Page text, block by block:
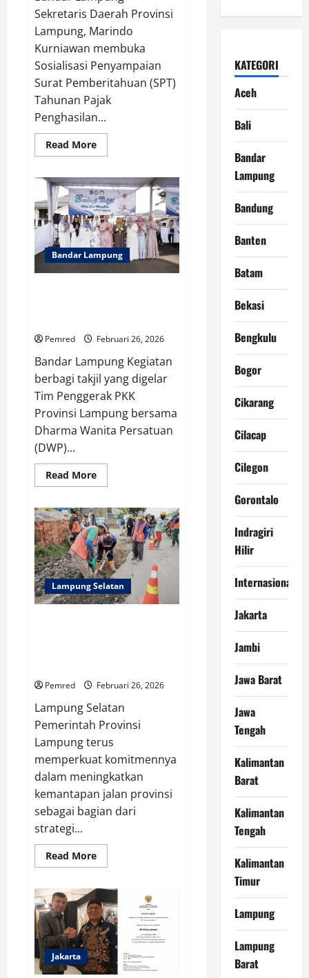
Sekretaris Daerah Provinsi
Lampung, Marindo
Kurniawan membuka
Sosialisasi Penyampaian
Surat Pemberitahuan (SPT)
Tahunan Pajak
Penghasilan...
Read MoreRead
more
Marindo
Kurniawan
Dorong
ASN
Lampung
Segera
Lapor
SPT
Lewat
Coretax
Bandar Lampung
Pemred Februari 26, 2026
Bandar Lampung Kegiatan
berbagi takjil yang digelar
Tim Penggerak PKK
Provinsi Lampung bersama
Dharma Wanita Persatuan
(DWP)...
Read MoreRead
more
Warga
Warnai
Kegiatan
Berbagi
Takjil
PKK
dan
DWP
Ptovinsi
Lampung
Lampung Selatan
Pemred Februari 26, 2026
Lampung Selatan
Pemerintah Provinsi
Lampung terus
memperkuat komitmennya
dalam meningkatkan
kemantapan jalan provinsi
sebagai bagian dari
strategi...
Read MoreRead
more
Ruas
Strategis
di
Jatimulyo,
Gubernur
Dorong
Normalisasi
Drainase
dan
Jakarta
KATEGORI
Aceh
Bali
Bandar
Lampung
Bandung
Banten
Batam
Bekasi
Bengkulu
Bogor
Cikarang
Cilacap
Cilegon
Gorontalo
Indragiri
Hilir
Internasional
Jakarta
Jambi
Jawa Barat
Jawa
Tengah
Kalimantan
Barat
Kalimantan
Tengah
Kalimantan
Timur
Lampung
Lampung
Barat